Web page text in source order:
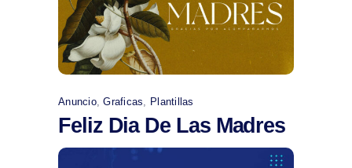
Comprar
Anuncio,Graficas, Plantillas
Feliz Dia De Las Madres